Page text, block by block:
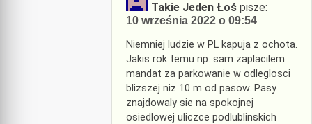
Takie Jeden Łoś pisze:
10 września 2022 o 09:54
Niemniej ludzie w PL kapuja z ochota.
Jakis rok temu np. sam zaplacilem
mandat za parkowanie w odleglosci
blizszej niz 10 m od pasow. Pasy
znajdowaly sie na spokojnej
osiedlowej uliczce podlublinskich